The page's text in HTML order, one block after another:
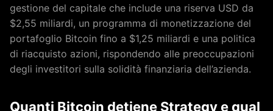
gestione del capitale che include una riserva USD da
$2,55 miliardi, un programma di monetizzazione del
portafoglio Bitcoin fino a $1,25 miliardi e una politica
di riacquisto azioni, rispondendo alle preoccupazioni
degli investitori sulla solidità finanziaria dell’azienda.
Quanti Bitcoin detiene Strategy e qual